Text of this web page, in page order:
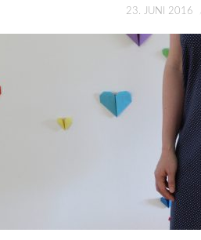
23. JUNI 2016